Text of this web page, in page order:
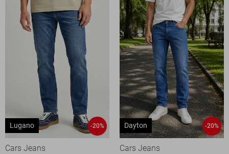
Lugano -20%
Cars Jeans
Dayton -20%
Cars Jeans